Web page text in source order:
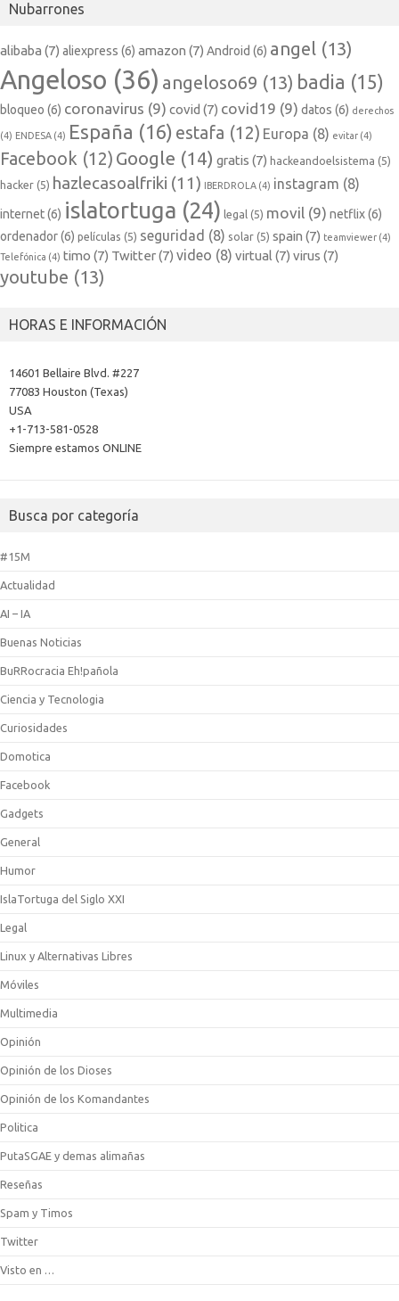
Nubarrones
alibaba (7) aliexpress (6) amazon (7) Android (6) angel (13)
Angeloso (36) angeloso69 (13) badia (15)
bloqueo (6) coronavirus (9) covid (7) covid19 (9) datos (6) derechos
(4) ENDESA (4) España (16) estafa (12) Europa (8) evitar (4)
Facebook (12) Google (14) gratis (7) hackeandoelsistema (5)
hacker (5) hazlecasoalfriki (11) IBERDROLA (4) instagram (8)
internet(6) islatortuga (24) legal (5) movil (9) netflix(6)
ordenador(6) películas (5) seguridad (8) solar (5) spain (7) teamviewer (4)
Telefónica (4) timo (7) Twitter(7) video (8) virtual (7) virus (7)
youtube (13)
HORAS E INFORMACIÓN
14601 Bellaire Blvd. #227
77083 Houston (Texas)
USA
+1-713-581-0528
Siempre estamos ONLINE
Busca por categoría
#15M
Actualidad
AI – IA
Buenas Noticias
BuRRocracia Eh!pañola
Ciencia y Tecnologia
Curiosidades
Domotica
Facebook
Gadgets
General
Humor
IslaTortuga del Siglo XXI
Legal
Linux y Alternativas Libres
Móviles
Multimedia
Opinión
Opinión de los Dioses
Opinión de los Komandantes
Politica
PutaSGAE y demas alimañas
Reseñas
Spam y Timos
Twitter
Visto en …